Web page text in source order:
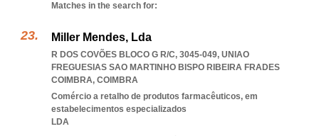
Matches in the search for:
Miller Mendes, Lda
R DOS COVÕES BLOCO G R/C, 3045-049, UNIAO
FREGUESIAS SAO MARTINHO BISPO RIBEIRA FRADES
COIMBRA, COIMBRA
Comércio a retalho de produtos farmacêuticos, em
estabelecimentos especializados
LDA